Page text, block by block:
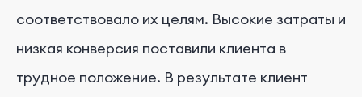
соответствовало их целям. Высокие затраты и
низкая конверсия поставили клиента в
трудное положение. В результате клиент